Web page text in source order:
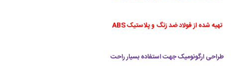
تهیه شده از فولاد ضد زنگ و پلاستیک ABS
طراحی ارگونومیک جهت استفاده بسیار راحت